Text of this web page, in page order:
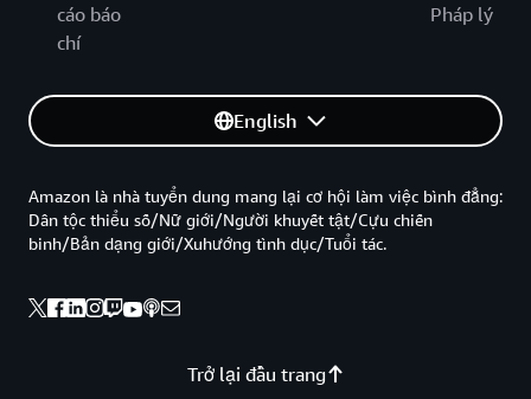
cáo báo
chí
Pháp lý
English
Trở lại đầu trang
Amazon là nhà tuyển dung mang lại cơ hội làm việc bình đẳng:
Dân tộc thiểu số/Nữ giới/Người khuyết tật/Cựu chiến
binh/Bản dạng giới/Xuhướng tình dục/Tuổi tác.